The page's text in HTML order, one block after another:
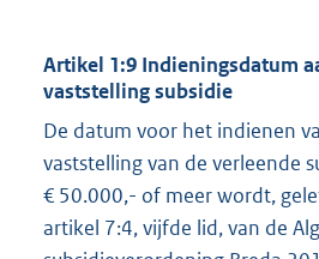
Artikel 1:9 Indieningsdatum
vaststelling subsidie
De datum voor het indienen
vaststelling van de verleende
€ 50.000,- of meer wordt,
artikel 7:4, vijfde lid, van de